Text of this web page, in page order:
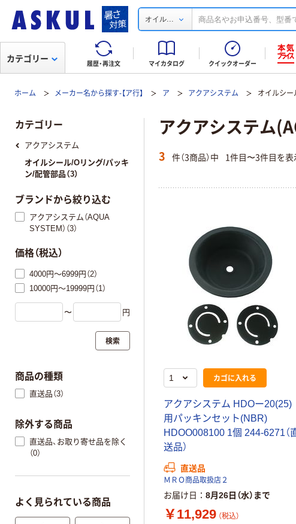
オイル...
履歴・再注文 マイカタログ クイックオーダー
カテゴリー
ホーム メーカー名から探す-【ア行】 ア アクアシステム オイルシー
アクアシステム
3 件（3商品）中 1件目〜3件目を表
カゴに入れる
アクアシステム HDOー20(25)
用パッキンセット(NBR)
HDOO008100 1個 244-6271（
送品）
直送品
ＭＲＯ商品取扱店２
お届け日 8月26日（水）まで
￥11,929 （税込）
カテゴリー
アクアシステム
オイルシール/Oリング/パッキ
ン/配管部品（3）
ブランドから絞り込む
アクアシステム（AQUA
SYSTEM）（3）
価格（税込）
4000円～6999円（2）
10000円～19999円（1）
〜 円
検索
商品の種類
直送品（3）
除外する商品
直送品、お取り寄せ品を除く
（0）
よく見られている商品